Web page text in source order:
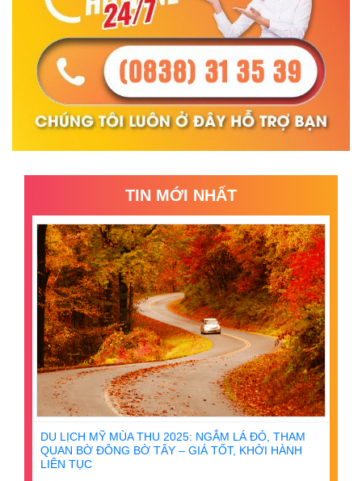
TIN MỚI NHẤT
DU LỊCH MỸ MÙA THU 2025: NGẮM LÁ ĐỎ, THAM
QUAN BỜ ĐÔNG BỜ TÂY – GIÁ TỐT, KHỞI HÀNH
LIÊN TỤC